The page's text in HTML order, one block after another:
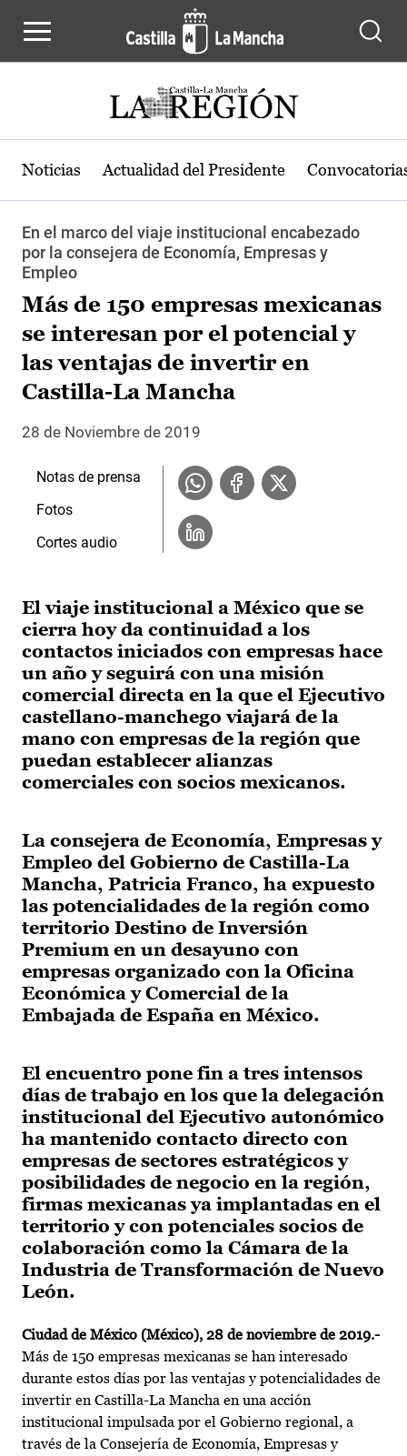
Noticias Actualidad del Presidente
En el marco del viaje institucional encabezado
por la consejera de Economía, Empresas y
Empleo
Más de 150 empresas mexicanas
se interesan por el potencial y
las ventajas de invertir en
Castilla-La Mancha
28 de Noviembre de 2019
El viaje institucional a México que se
cierra hoy da continuidad a los
contactos iniciados con empresas hace
un año y seguirá con una misión
comercial directa en la que el Ejecutivo
castellano-manchego viajará de la
mano con empresas de la región que
puedan establecer alianzas
comerciales con socios mexicanos.
La consejera de Economía, Empresas y
Empleo del Gobierno de Castilla-La
Mancha, Patricia Franco, ha expuesto
las potencialidades de la región como
territorio Destino de Inversión
Premium en un desayuno con
empresas organizado con la Oficina
Económica y Comercial de la
Embajada de España en México.
El encuentro pone fin a tres intensos
días de trabajo en los que la delegación
institucional del Ejecutivo autonómico
ha mantenido contacto directo con
empresas de sectores estratégicos y
posibilidades de negocio en la región,
firmas mexicanas ya implantadas en el
territorio y con potenciales socios de
colaboración como la Cámara de la
Industria de Transformación de Nuevo
León.
Ciudad de México (México), 28 de noviembre de 2019.-
Más de 150 empresas mexicanas se han interesado
durante estos días por las ventajas y potencialidades de
invertir en Castilla-La Mancha en una acción
institucional impulsada por el Gobierno regional, a
través de la Consejería de Economía, Empresas y
Notas de prensa
Fotos
Cortes audio